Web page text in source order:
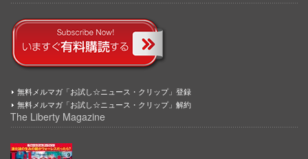
無料メルマガ「お試し☆ニュース・クリップ」登録
無料メルマガ「お試し☆ニュース・クリップ」解約
The Liberty Magazine